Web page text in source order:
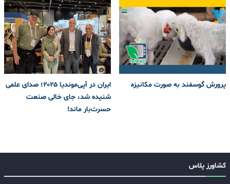
پرورش گوسفند به صورت مکانیزه
ایران در آپی‌موندیا ۲۰۲۵؛ صدای علمی
شنیده شد، جای خالی صنعت
حسرت‌بار ماند!
کشاورز پلاس